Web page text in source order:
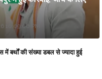
PM
में बर्थों की संख्या डबल से ज्यादा हुई